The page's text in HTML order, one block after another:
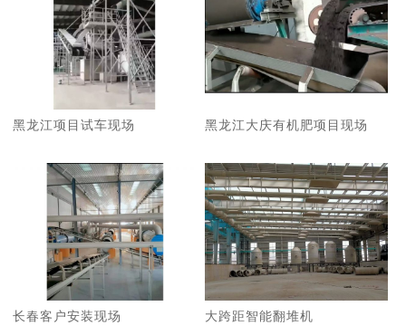
黑龙江项目试车现场 黑龙江大庆有机肥项目现场
长春客户安装现场 大跨距智能翻堆机